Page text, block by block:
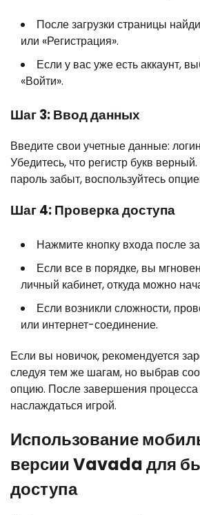
После загрузки страницы
или «Регистрация».
Если у вас уже есть аккаунт,
«Войти».
Шаг 3: Ввод данных
Введите свои учетные данные:
Убедитесь, что регистр букв
пароль забыт, воспользуйтесь
Шаг 4: Проверка доступа
Нажмите кнопку входа после
Если все в порядке, вы
личный кабинет, откуда можно
Если возникли сложности,
или интернет-соединение.
Если вы новичок, рекомендуется
следуя тем же шагам, но выбрав
опцию. После завершения
наслаждаться игрой.
Использование
версии Vavada для
доступа